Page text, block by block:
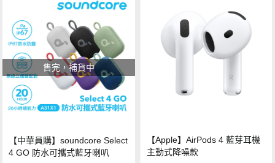
售完，補貨中
【中華員購】soundcore Select
4 GO 防水可攜式藍牙喇叭
【Apple】AirPods 4 藍芽耳機
主動式降噪款